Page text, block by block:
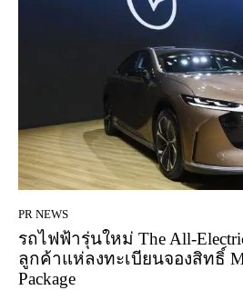
PR NEWS
รถไฟฟ้ารุ่นใหม่ The All-
ลูกค้าแห่ลงทะเบียนจองสิทธิ์
Package